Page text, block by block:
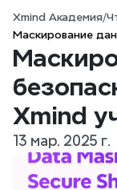
Xmind Академия/
Маскирование
Xmind
13 мар. 2025 г.